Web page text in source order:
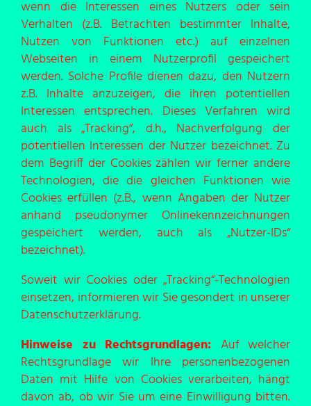
wenn die Interessen eines Nutzers oder sein
Verhalten (z.B. Betrachten bestimmter Inhalte,
Nutzen von Funktionen etc.) auf einzelnen
Webseiten in einem Nutzerprofil gespeichert
werden. Solche Profile dienen dazu, den Nutzern
z.B. Inhalte anzuzeigen, die ihren potentiellen
Interessen entsprechen. Dieses Verfahren wird
auch als „Tracking“, d.h., Nachverfolgung der
potentiellen Interessen der Nutzer bezeichnet. Zu
dem Begriff der Cookies zählen wir ferner andere
Technologien, die die gleichen Funktionen wie
Cookies erfüllen (z.B., wenn Angaben der Nutzer
anhand pseudonymer Onlinekennzeichnungen
gespeichert werden, auch als „Nutzer-IDs“
bezeichnet).
Soweit wir Cookies oder „Tracking“-Technologien
einsetzen, informieren wir Sie gesondert in unserer
Datenschutzerklärung.
Hinweise zu Rechtsgrundlagen: Auf welcher
Rechtsgrundlage wir Ihre personenbezogenen
Daten mit Hilfe von Cookies verarbeiten, hängt
davon ab, ob wir Sie um eine Einwilligung bitten.